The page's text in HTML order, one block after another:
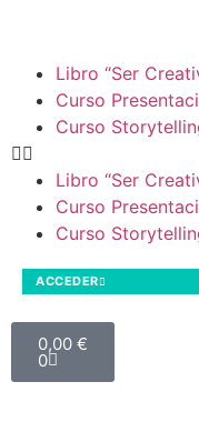
Libro “Ser
Curso
Curso
Libro “Ser
Curso
Curso
ACCEDER
0,00 €
0